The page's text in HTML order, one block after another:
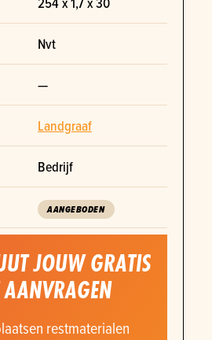
Nvt
—
Landgraaf
Bedrijf
AANGEBODEN
JOUW GRATIS
AANVRAGEN
restmaterialen